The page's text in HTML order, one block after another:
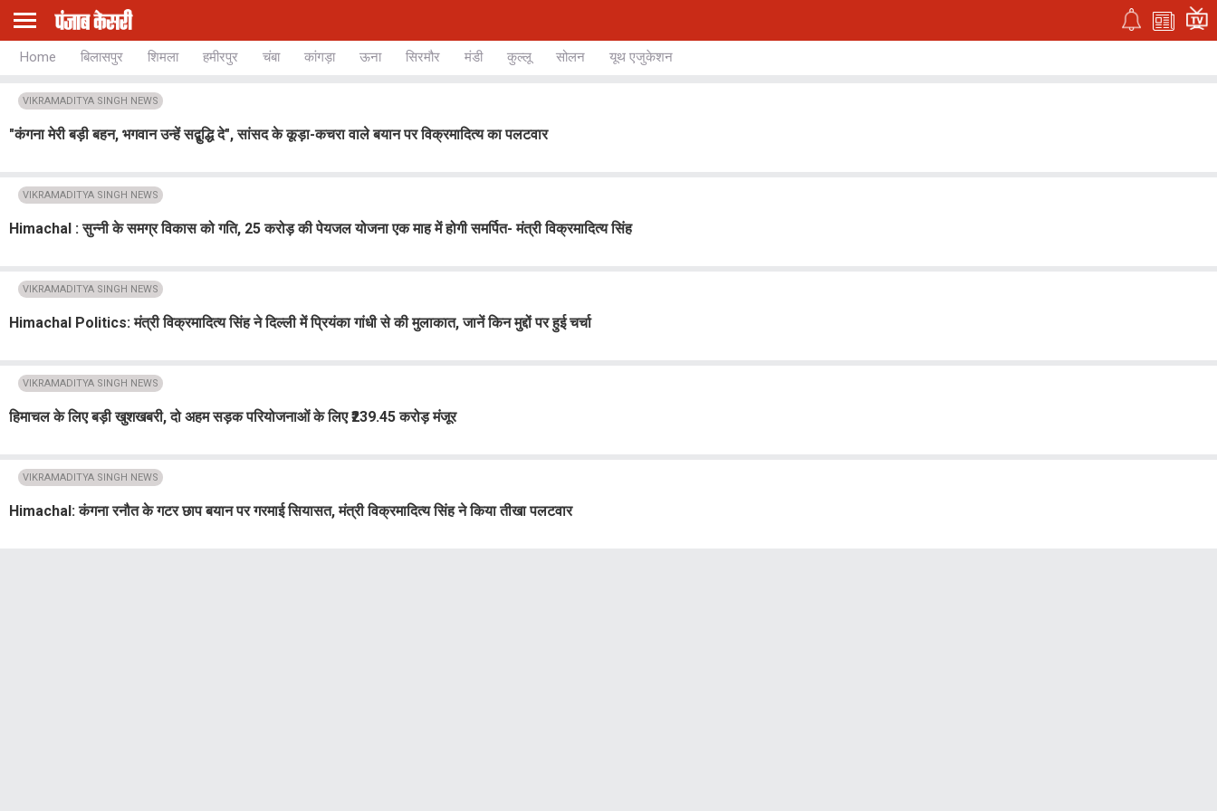
Home बिलासपुर शिमला हमीरपुर चंबा कांगड़ा ऊना सिरमौर मंडी कुल्लू सोलन यूथ एजुकेशन
VIKRAMADITYA SINGH NEWS
"कंगना मेरी बड़ी बहन, भगवान उन्हें सद्बुद्धि दे", सांसद के कूड़ा-कचरा वाले बयान पर विक्रमादित्य का पलटवार
VIKRAMADITYA SINGH NEWS
Himachal : सुन्नी के समग्र विकास को गति, 25 करोड़ की पेयजल योजना एक माह में होगी समर्पित- मंत्री विक्रमादित्य सिंह
VIKRAMADITYA SINGH NEWS
Himachal Politics: मंत्री विक्रमादित्य सिंह ने दिल्ली में प्रियंका गांधी से की मुलाकात, जानें किन मुद्दों पर हुई चर्चा
VIKRAMADITYA SINGH NEWS
हिमाचल के लिए बड़ी खुशखबरी, दो अहम सड़क परियोजनाओं के लिए ₹239.45 करोड़ मंजूर
VIKRAMADITYA SINGH NEWS
Himachal: कंगना रनौत के गटर छाप बयान पर गरमाई सियासत, मंत्री विक्रमादित्य सिंह ने किया तीखा पलटवार